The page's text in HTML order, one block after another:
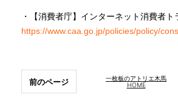
・【消費者庁】インターネット消費者ト
https://www.caa.go.jp/policies/policy/
一枚板のアトリエ木馬
HOME
前のページ